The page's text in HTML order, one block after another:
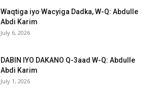
Waqtiga iyo Wacyiga Dadka, W-Q: Abdulle
Abdi Karim
July 6, 2026
DABIN IYO DAKANO Q-3aad W-Q: Abdulle
Abdi Karim
July 1, 2026